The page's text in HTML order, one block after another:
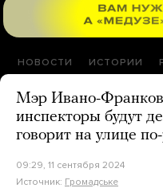
НОВОСТИ ИСТОРИИ
Мэр Ивано-
инспекторы будут
говорит на улице
09:29, 11 сентября 2024
Источник: Громадське